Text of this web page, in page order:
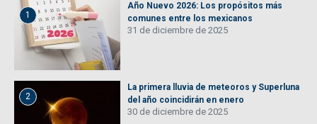
1
Año Nuevo 2026: Los propósitos más
comunes entre los mexicanos
31 de diciembre de 2025
2
La primera lluvia de meteoros y Superluna
del año coincidirán en enero
30 de diciembre de 2025